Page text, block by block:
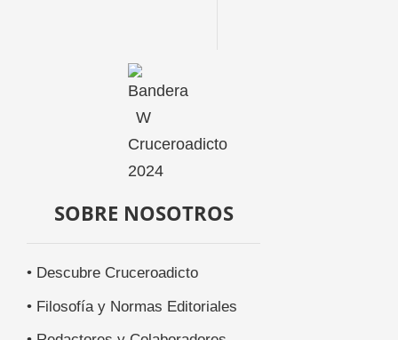
SOBRE NOSOTROS
• Descubre Cruceroadicto
• Filosofía y Normas Editoriales